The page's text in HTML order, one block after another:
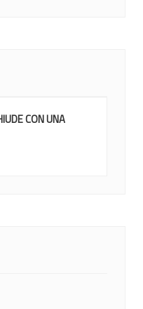
CON UNA